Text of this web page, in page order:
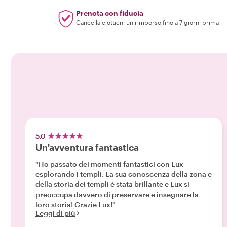
Prenota con fiducia
Cancella e ottieni un rimborso fino a 7 giorni prima
5.0
Un'avventura fantastica
"Ho passato dei momenti fantastici con Lux
esplorando i templi. La sua conoscenza della zona e
della storia dei templi è stata brillante e Lux si
preoccupa davvero di preservare e insegnare la
loro storia! Grazie Lux!"
Leggi di più